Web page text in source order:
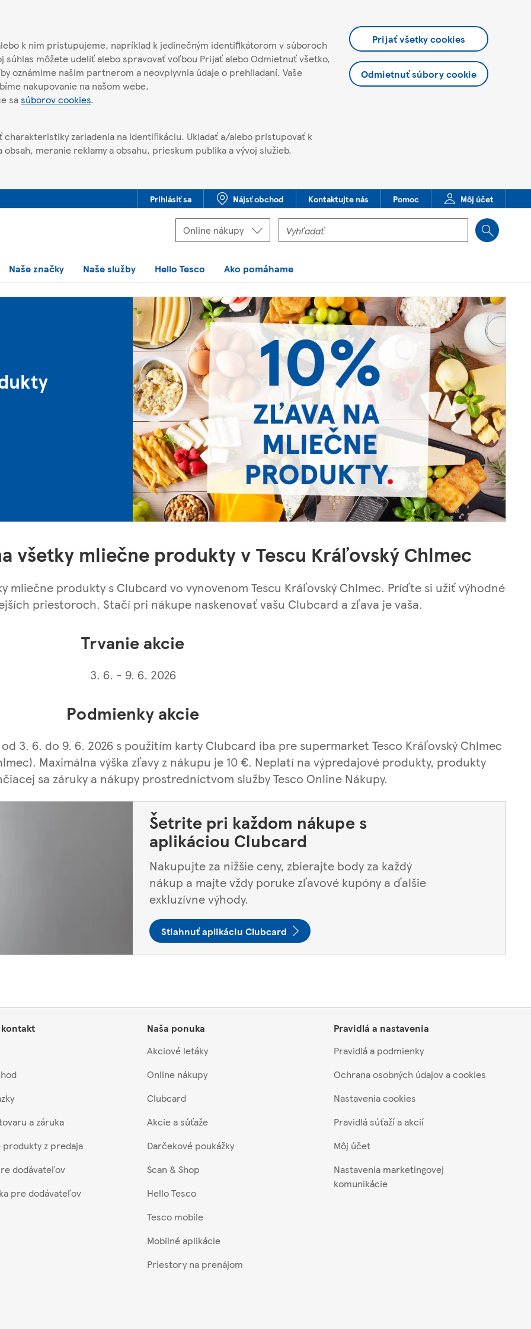
k nim pristupujeme, napríklad k jedinečným identifikátorom v súboroch
súhlas môžete udeliť alebo spravovať voľbou Prijať alebo Odmietnuť všetko,
oznámime našim partnerom a neovplyvnia údaje o prehliadaní. Vaše
nakupovanie na našom webe.
sasúborov cookies.
zariadenia na identifikáciu. Ukladať a/alebo pristupovať k
meranie reklamy a obsahu, prieskum publika a vývoj služieb.
Prijať všetky cookies
Odmietnuť súbory cookie
Ste offline. Niektoré funkcie môžu byť nedostupné.
Prihlásiť sa Nájsť obchod Kontaktujte nás Pomoc Môj účet
Zvoliť
Online nákupy Vyhľadať
Naše značky Naše služby Hello Tesco Ako pomáhame
všetky mliečne produkty v Tescu Kráľovský Chlmec
mliečne produkty s Clubcard vo vynovenom Tescu Kráľovský Chlmec. Príďte si užiť výhodné
priestoroch. Stačí pri nákupe naskenovať vašu Clubcard a zľava je vaša.
Trvanie akcie
3. 6. - 9. 6. 2026
Podmienky akcie
3. 6. do 9. 6. 2026 s použitím karty Clubcard iba pre supermarket Tesco Kráľovský Chlmec
Maximálna výška zľavy z nákupu je 10 €. Neplatí na výpredajové produkty, produkty
sa záruky a nákupy prostredníctvom služby Tesco Online Nákupy.
Šetrite pri každom nákupe s
aplikáciou Clubcard
Nakupujte za nižšie ceny, zbierajte body za každý
nákup a majte vždy poruke zľavové kupóny a ďalšie
exkluzívne výhody.
Stiahnuť aplikáciu Clubcard
a záruka
produkty z predaja
dodávateľov
pre dodávateľov
Naša ponuka
Akciové letáky
Online nákupy
Clubcard
Akcie a súťaže
Darčekové poukážky
Scan & Shop
Hello Tesco
Tesco mobile
Mobilné aplikácie
Priestory na prenájom
Pravidlá a nastavenia
Pravidlá a podmienky
Ochrana osobných údajov a cookies
Nastavenia cookies
Pravidlá súťaží a akcií
Môj účet
Nastavenia marketingovej
komunikácie